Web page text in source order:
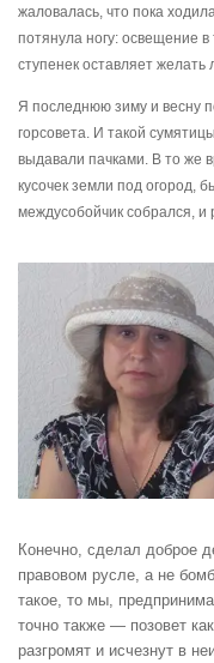
жаловалась, что пока
потянула ногу: освещение
ступенек оставляет
Я последнюю зиму и весну
горсовета. И такой
выдавали пачками. В то же
кусочек земли под огород,
междусобойчик собрался, и
Конечно, сделал доброе
правовом русле, а не
такое, то мы,
точно также — позовет
разгромят и исчезнут в